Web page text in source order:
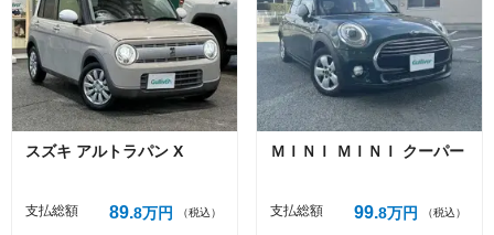
スズキ アルトラパン X
支払総額 89 8万円 （税込）
ＭＩＮＩ ＭＩＮＩ クーパー
支払総額 99 8万円 （税込）